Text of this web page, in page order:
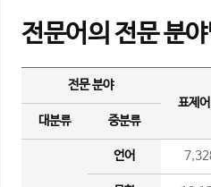
전문어의 전문 분
전문 분야
표제
대분류
중분류
언어